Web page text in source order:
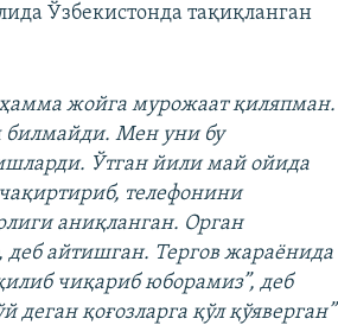
Ўзбекистонда тақиқланган
жойга мурожаат қиляпман.
билмайди. Мен уни бу
Ўтган йили май ойида
телефонини
аниқланган. Орган
деб айтишган. Тергов жараёнида
чиқариб юборамиз”, деб
қоғозларга қўл қўяверган”